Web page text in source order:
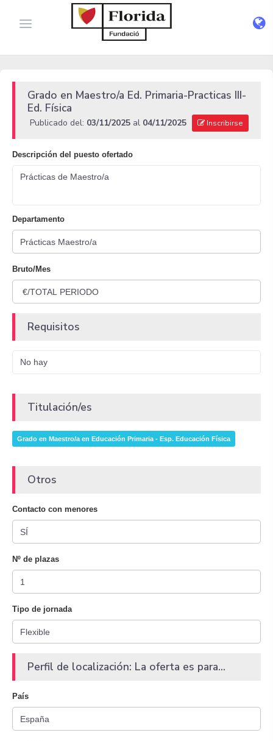
Grado en Maestro/a Ed. Primaria-Practicas III-
Ed. Física
Publicado del: 03/11/2025 al 04/11/2025 Inscribirse
Descripción del puesto ofertado
Prácticas de Maestro/a
Departamento
Bruto/Mes
Requisitos
No hay
Titulación/es
Grado en Maestro/a en Educación Primaria - Esp. Educación Física
Otros
Contacto con menores
Nº de plazas
Tipo de jornada
Perfil de localización: La oferta es para...
País